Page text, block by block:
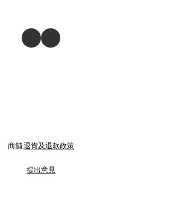
商舖退貨及退款政策
提出意見